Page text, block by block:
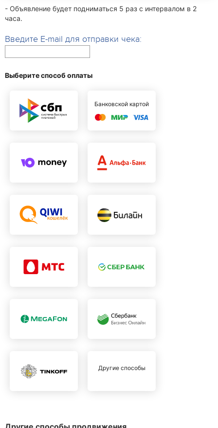
- Объявление будет подниматься 5 раз с интервалом в 2
часа.
Введите E-mail для отправки чека:
Выберите способ оплаты
Банковской картой
Другие способы